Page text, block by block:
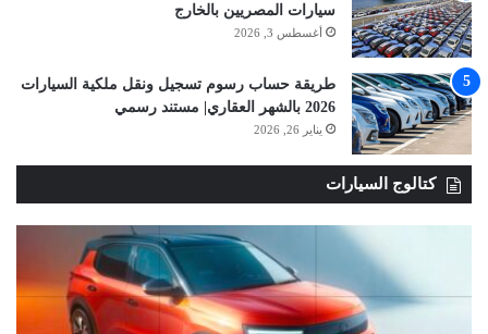
سيارات المصريين بالخارج
أغسطس 3, 2026
طريقة حساب رسوم تسجيل ونقل ملكية السيارات
2026 بالشهر العقاري| مستند رسمي
يناير 26, 2026
كتالوج السيارات